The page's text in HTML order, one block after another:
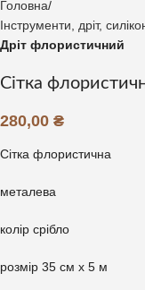
Головна
Інструменти, дріт,
Дріт флористичний
Сітка
280,00 ₴
Сітка флористична
металева
колір срібло
розмір 35 см х 5 м